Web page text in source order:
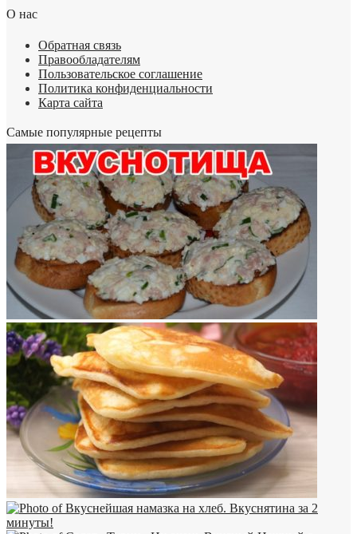
О нас
Обратная связь
Правообладателям
Пользовательское соглашение
Политика конфиденциальности
Карта сайта
Самые популярные рецепты